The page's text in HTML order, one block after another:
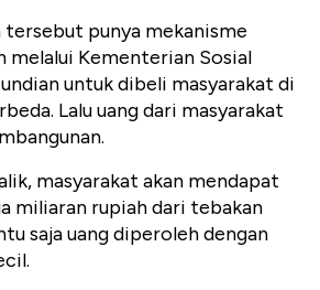
tersebut punya mekanisme
melalui Kementerian Sosial
untuk dibeli masyarakat di
Lalu uang dari masyarakat
masyarakat akan mendapat
miliaran rupiah dari tebakan
saja uang diperoleh dengan